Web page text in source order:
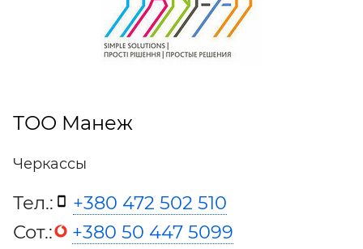
ТОО Манеж
Черкассы
Тел.:
+380 472 502 510
Сот.:
+380 50 447 5099